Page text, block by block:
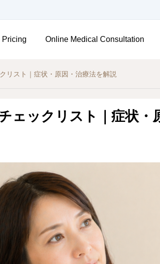
Pricing Online Medical Consultation
リスト｜症状・原因・治療法を解説
ェックリスト｜症状・